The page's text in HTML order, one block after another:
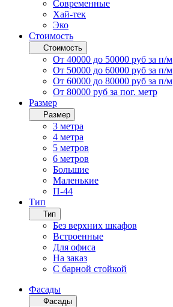
Современные
Хай-тек
Эко
Стоимость
Стоимость
От 40000 до 50000 руб за п/м
От 50000 до 60000 руб за п/м
От 60000 до 80000 руб за п/м
От 80000 руб за пог. метр
Размер
Размер
3 метра
4 метра
5 метров
6 метров
Большие
Маленькие
П-44
Тип
Тип
Без верхних шкафов
Встроенные
Для офиса
На заказ
С барной стойкой
Фасады
Фасады